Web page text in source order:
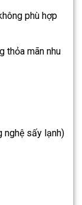
phù hợp
thỏa mãn nhu
nghệ sấy lạnh)